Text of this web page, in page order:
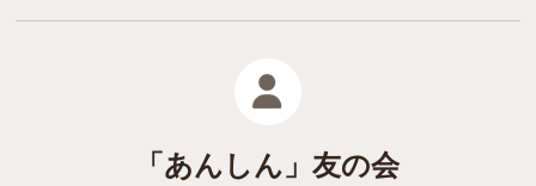
「あんしん」友の会